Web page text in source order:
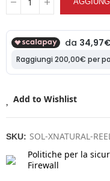
Add to Wishlist
SKU: SOL-XNATURAL-
Politiche per la
Firewall